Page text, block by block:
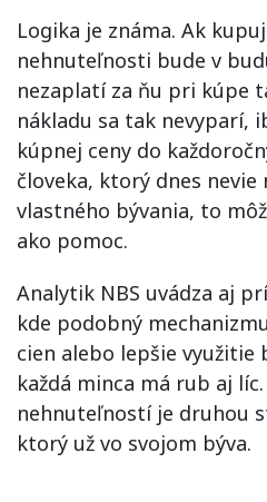
Logika je známa. Ak
nehnuteľnosti bude v
nezaplatí za ňu pri kúpe
nákladu sa tak nevyparí,
kúpnej ceny do
človeka, ktorý dnes
vlastného bývania, to
ako pomoc.
Analytik NBS uvádza aj
kde podobný
cien alebo lepšie využitie
každá minca má rub aj
nehnuteľností je druhou
ktorý už vo svojom býva.